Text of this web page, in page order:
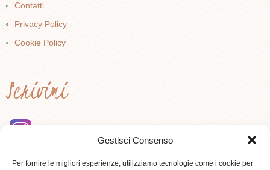
Gestisci Consenso
Per fornire le migliori esperienze, utilizziamo tecnologie come i cookie per
Contatti
Privacy Policy
Cookie Policy
Scrivimi